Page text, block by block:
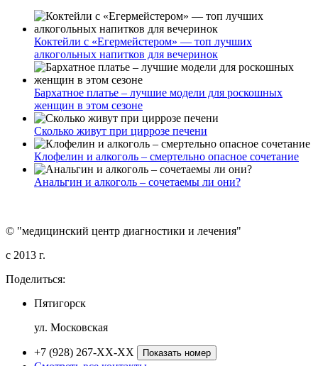
Коктейли с «Егермейстером» — топ лучших
алкогольных напитков для вечеринок
Бархатное платье – лучшие модели для роскошных
женщин в этом сезоне
Сколько живут при циррозе печени
Клофелин и алкоголь – смертельно опасное сочетание
Анальгин и алкоголь – сочетаемы ли они?
© "медицинский центр диагностики и лечения"
c 2013 г.
Поделиться:
Пятигорск
ул. Московская
+7 (928) 267-XX-XX Показать номер